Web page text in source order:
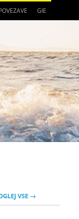
GIE
VSE →